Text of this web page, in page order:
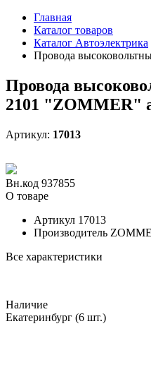
Главная
Каталог товаров
Каталог Автоэлектрика
Провода
Провода
2101 "ZOMMER"
Артикул: 17013
Вн.код 937855
О товаре
Артикул 17013
Производитель
Все характеристики
Наличие
Екатеринбург (6 шт.)